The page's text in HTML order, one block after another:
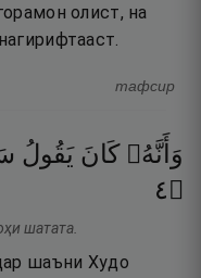
олист, на
тафсир
وَأَنَّهُۥ كَانَ يَقُولُ
۝٤
шатата.
шаъни Худо